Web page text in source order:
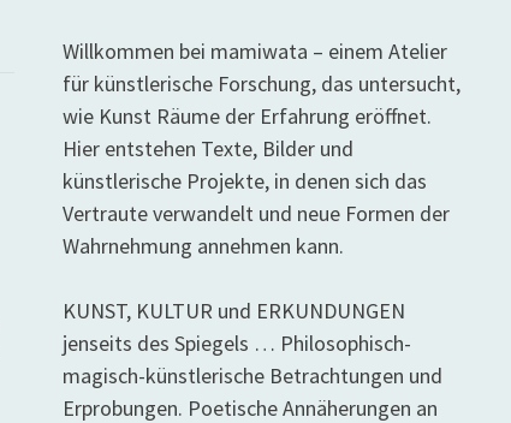
Willkommen bei mamiwata – einem Atelier
für künstlerische Forschung, das untersucht,
wie Kunst Räume der Erfahrung eröffnet.
Hier entstehen Texte, Bilder und
künstlerische Projekte, in denen sich das
Vertraute verwandelt und neue Formen der
Wahrnehmung annehmen kann.
KUNST, KULTUR und ERKUNDUNGEN
jenseits des Spiegels … Philosophisch-
magisch-künstlerische Betrachtungen und
Erprobungen. Poetische Annäherungen an